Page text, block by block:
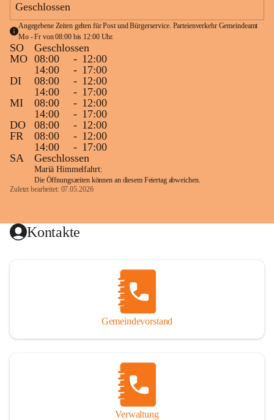
Geschlossen
Angegebene Zeiten gelten für Post und Bürgerservice. Parteienverkehr Gemeindeamt
Mo - Fr von 08:00 bis 12:00 Uhr.
SO
Geschlossen
MO 08:00 - 12:00
14:00
- 17:00
DI
08:00 - 12:00
14:00
- 17:00
MI
08:00 - 12:00
14:00
- 17:00
DO
08:00 - 12:00
FR
08:00 - 12:00
14:00
- 17:00
SA
Geschlossen
Mariä Himmelfahrt:
Die Öffnungszeiten können an diesem Feiertag abweichen.
Zuletzt bearbeitet: 07.05.2026
Kontakte
Gemeindevorstand
Verwaltung